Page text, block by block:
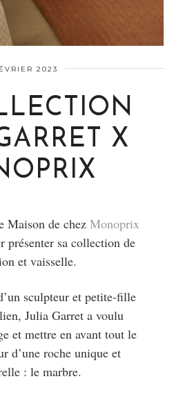
2023
X
Maison de chezMonoprix
présenter sa collection de
et vaisselle.
sculpteur et petite-fille
Julia Garret a voulu
et mettre en avant tout le
d’une roche unique et
: le marbre.